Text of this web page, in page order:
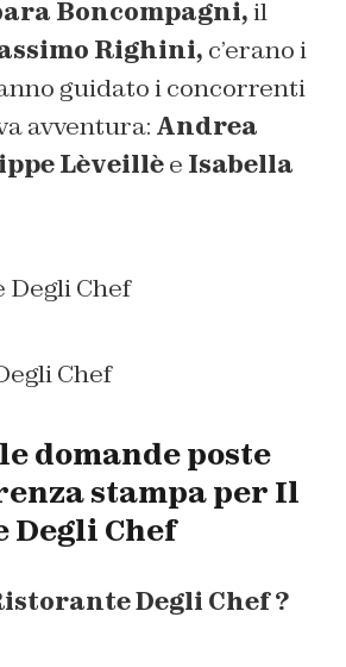
Boncompagni,il
Righini, c’erano i
guidato i concorrenti
avventura: Andrea
Lèveillèe Isabella
Chef
domande poste
stampa per Il
Degli Chef
Degli Chef?